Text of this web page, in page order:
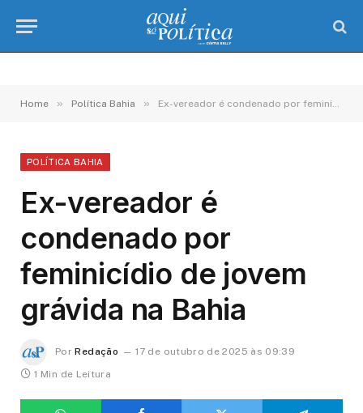
Home » Política Bahia » Ex-vereador é condenado por feminicídio de jovem grávida na Bahia
POLÍTICA BAHIA
Ex-vereador é
condenado por
feminicídio de jovem
grávida na Bahia
Por Redação
17 de outubro de 2025 às 09:39
1 Min de Leitura